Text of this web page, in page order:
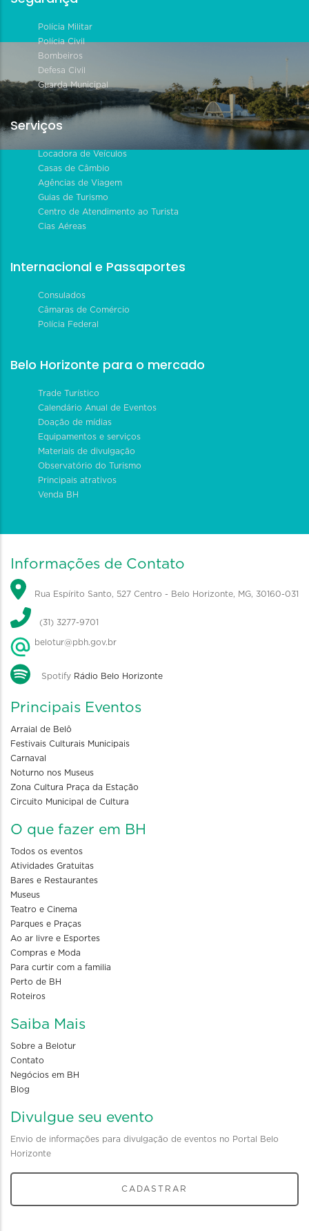
Polícia Militar
Polícia Civil
Bombeiros
Defesa Civil
Guarda Municipal
Serviços
Locadora de Veículos
Casas de Câmbio
Agências de Viagem
Guias de Turismo
Centro de Atendimento ao Turista
Cias Aéreas
Internacional e Passaportes
Consulados
Câmaras de Comércio
Polícia Federal
Belo Horizonte para o mercado
Trade Turístico
Calendário Anual de Eventos
Doação de mídias
Equipamentos e serviços
Materiais de divulgação
Observatório do Turismo
Principais atrativos
Venda BH
Informações de Contato
Rua Espírito Santo, 527 Centro - Belo Horizonte, MG, 30160-031
(31) 3277-9701
belotur@pbh.gov.br
Spotify Rádio Belo Horizonte
Principais Eventos
Arraial de Belô
Festivais Culturais Municipais
Carnaval
Noturno nos Museus
Zona Cultura Praça da Estação
Circuito Municipal de Cultura
O que fazer em BH
Todos os eventos
Atividades Gratuitas
Bares e Restaurantes
Museus
Teatro e Cinema
Parques e Praças
Ao ar livre e Esportes
Compras e Moda
Para curtir com a familia
Perto de BH
Roteiros
Saiba Mais
Sobre a Belotur
Contato
Negócios em BH
Blog
Divulgue seu evento
Envio de informações para divulgação de eventos no Portal Belo
Horizonte
CADASTRAR